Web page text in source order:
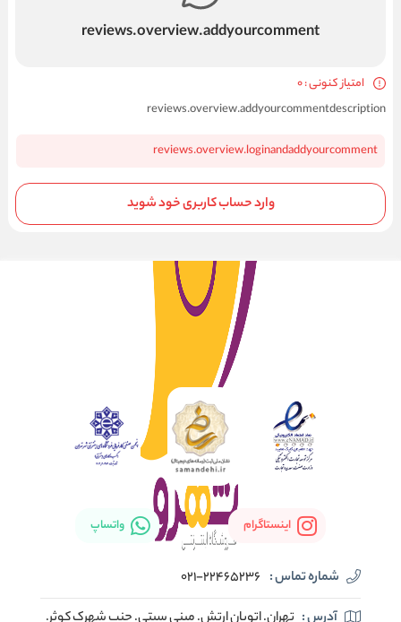
reviews.overview.addyourcomment
امتیاز کنونی : 0
reviews.overview.addyourcommentdescription
reviews.overview.loginandaddyourcomment
وارد حساب کاربری خود شوید
اینستاگرام واتساپ
شماره تماس : 021-22465236